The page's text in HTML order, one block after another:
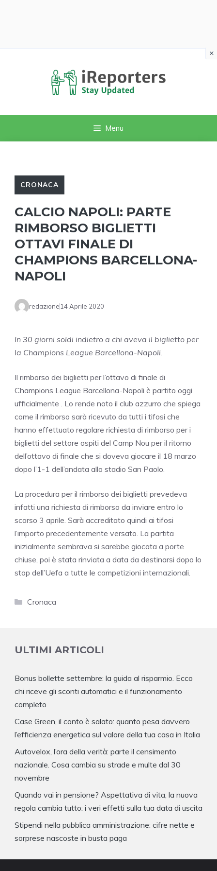
Menu
CRONACA
CALCIO NAPOLI: PARTE
RIMBORSO BIGLIETTI
OTTAVI FINALE DI
CHAMPIONS BARCELLONA-
NAPOLI
redazione 14 Aprile 2020
In 30 giorni soldi indietro a chi aveva il biglietto per
la Champions League Barcellona-Napoli.
Il rimborso dei biglietti per l’ottavo di finale di
Champions League Barcellona-Napoli è partito oggi
ufficialmente . Lo rende noto il club azzurro che spiega
come il rimborso sarà ricevuto da tutti i tifosi che
hanno effettuato regolare richiesta di rimborso per i
biglietti del settore ospiti del Camp Nou per il ritorno
dell’ottavo di finale che si doveva giocare il 18 marzo
dopo l’1-1 dell’andata allo stadio San Paolo.
La procedura per il rimborso dei biglietti prevedeva
infatti una richiesta di rimborso da inviare entro lo
scorso 3 aprile. Sarà accreditato quindi ai tifosi
l’importo precedentemente versato. La partita
inizialmente sembrava si sarebbe giocata a porte
chiuse, poi è stata rinviata a data da destinarsi dopo lo
stop dell’Uefa a tutte le competizioni internazionali.
Categorie
Cronaca
ULTIMI ARTICOLI
Bonus bollette settembre: la guida al risparmio. Ecco
chi riceve gli sconti automatici e il funzionamento
completo
Case Green, il conto è salato: quanto pesa davvero
l’efficienza energetica sul valore della tua casa in Italia
Autovelox, l’ora della verità: parte il censimento
nazionale. Cosa cambia su strade e multe dal 30
novembre
Quando vai in pensione? Aspettativa di vita, la nuova
regola cambia tutto: i veri effetti sulla tua data di uscita
Stipendi nella pubblica amministrazione: cifre nette e
sorprese nascoste in busta paga
×